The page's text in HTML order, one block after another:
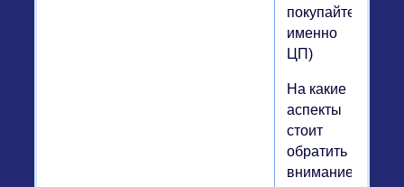
покупайте
именно
ЦП)
На какие
аспекты
стоит
обратить
внимание